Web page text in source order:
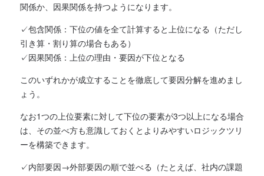
関係か、因果関係を持つようになります。
✓包含関係：下位の値を全て計算すると上位になる（ただし
引き算・割り算の場合もある）
✓因果関係：上位の理由・要因が下位となる
このいずれかが成立することを徹底して要因分解を進めまし
ょう。
なお1つの上位要素に対して下位の要素が3つ以上になる場合
は、その並べ方も意識しておくとよりみやすいロジックツリ
ーを構築できます。
✓内部要因→外部要因の順で並べる（たとえば、社内の課題